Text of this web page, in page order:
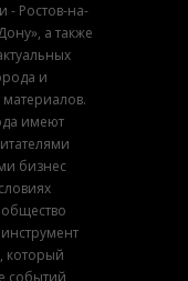
- Ростов-на-
а также
и
имеют
бизнес
который